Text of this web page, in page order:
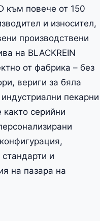
към повече от 150
и износител,
производствени
на BLACKREIN
от фабрика – без
вериги за бяла
пекарни
серийни
и
на пазара на